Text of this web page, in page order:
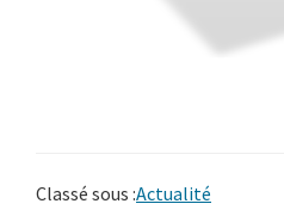
Classé sous :Actualité